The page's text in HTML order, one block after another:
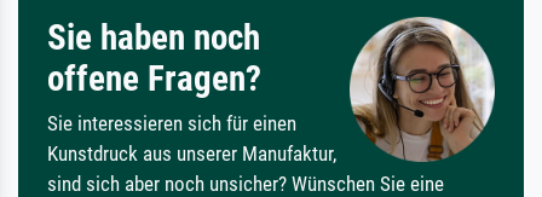
Sie haben noch
offene Fragen?
Sie interessieren sich für einen
Kunstdruck aus unserer Manufaktur,
sind sich aber noch unsicher? Wünschen Sie eine